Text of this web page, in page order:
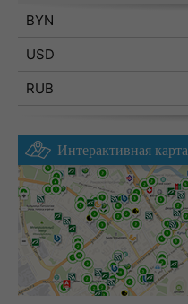
BYN
USD
RUB
Интерактивная карта